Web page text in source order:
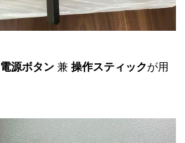
電源ボタン 兼 操作スティックが用